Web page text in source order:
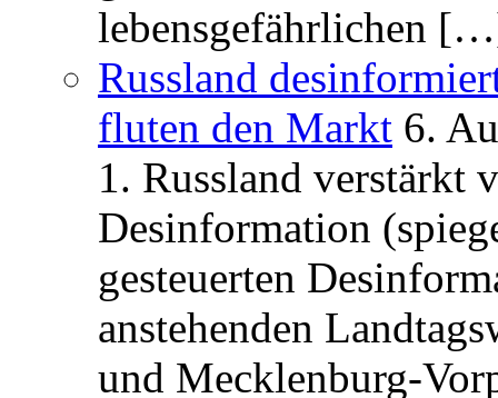
lebensgefährlichen
Russland
fluten den Markt 6.
1. Russland verstärkt
Desinformation
gesteuerten
anstehenden
und Mecklenburg-